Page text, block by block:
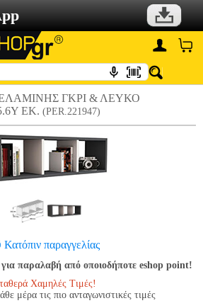
ΓΚΡΙ & ΛΕΥΚΟ
ΕΚ. (PER.221947)
Κατόπιν παραγγελίας
παραλαβή από οποιοδήποτε eshop point!
Χαμηλές Τιμές!
μέρα τις πιο ανταγωνιστικές τιμές